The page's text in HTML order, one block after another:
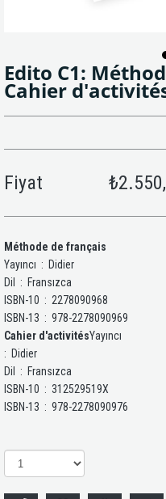
Edito C1:
Cahier
Fiyat
Méthode de français
Yayıncı ‏ : ‎ Didier
Dil ‏ : ‎ Fransızca
ISBN-10 ‏ : ‎ 2278090968
ISBN-13 ‏ : ‎ 978-2278090969
Cahier d'activitésYayıncı ‏
: ‎ Didier
Dil ‏ : ‎ Fransızca
ISBN-10 ‏ : ‎ 312529519X
ISBN-13 ‏ : ‎ 978-2278090976